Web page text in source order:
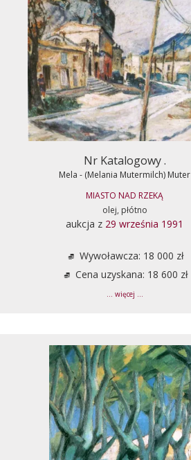
Nr Katalogowy .
Mela - (Melania Mutermilch) Muter
MIASTO NAD RZEKĄ
olej, płótno
aukcja z 29 września 1991
Wywoławcza: 18 000 zł
Cena uzyskana: 18 600 zł
... więcej ...